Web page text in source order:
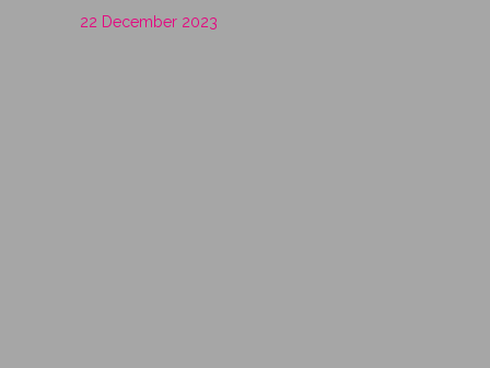
22 December 2023